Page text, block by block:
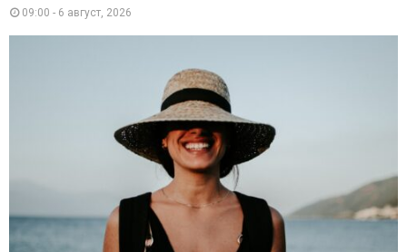
09:00 - 6 август, 2026